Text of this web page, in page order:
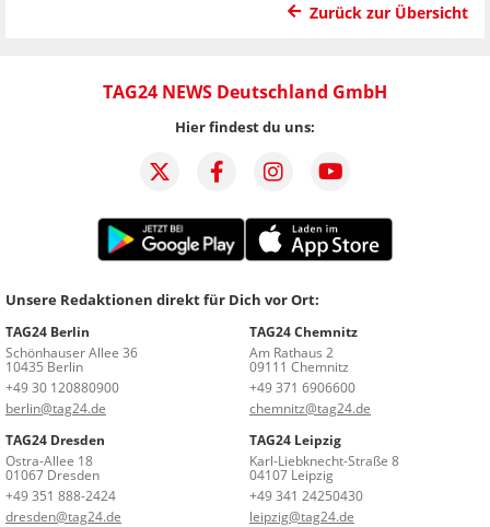
Zurück zur Übersicht
TAG24 NEWS Deutschland GmbH
Hier findest du uns:
Unsere Redaktionen direkt für Dich vor Ort:
TAG24 Berlin
Schönhauser Allee 36
10435 Berlin
+49 30 120880900
berlin@tag24.de
TAG24 Chemnitz
Am Rathaus 2
09111 Chemnitz
+49 371 6906600
chemnitz@tag24.de
TAG24 Dresden
Ostra-Allee 18
01067 Dresden
+49 351 888-2424
dresden@tag24.de
TAG24 Leipzig
Karl-Liebknecht-Straße 8
04107 Leipzig
+49 341 24250430
leipzig@tag24.de